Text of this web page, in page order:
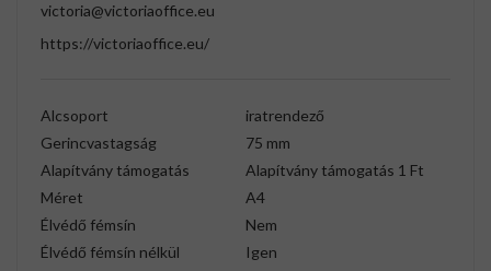
victoria@victoriaoffice.eu
https://victoriaoffice.eu/
Alcsoport
iratrendező
Gerincvastagság
75 mm
Alapítvány támogatás
Alapítvány támogatás 1 Ft
Méret
A4
Élvédő fémsín
Nem
Élvédő fémsín nélkül
Igen